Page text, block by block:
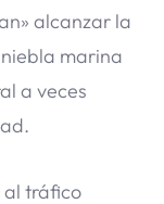
alcanzar la
marina
a veces
al tráfico